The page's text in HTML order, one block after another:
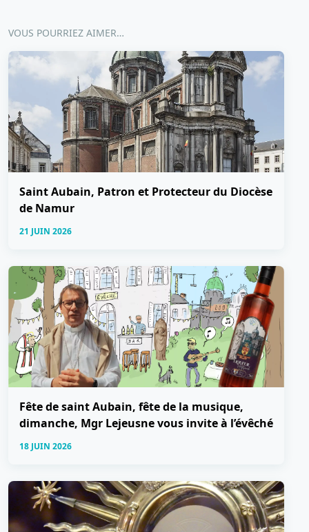
VOUS POURRIEZ AIMER…
Saint Aubain, Patron et Protecteur du Diocèse
de Namur
21 JUIN 2026
Fête de saint Aubain, fête de la musique,
dimanche, Mgr Lejeusne vous invite à l’évêché
18 JUIN 2026